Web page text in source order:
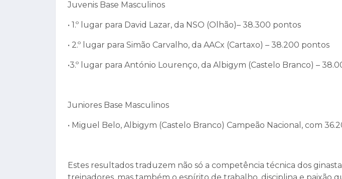
Juvenis Base Masculinos
• 1.º lugar para David Lazar, da NSO (Olhão)– 38.300 pontos
• 2.º lugar para Simão Carvalho, da AACx (Cartaxo) – 38.200 pontos
•3.º lugar para António Lourenço, da Albigym (Castelo Branco) –
Juniores Base Masculinos
• Miguel Belo, Albigym (Castelo Branco) Campeão Nacional, com
Estes resultados traduzem não só a competência técnica dos